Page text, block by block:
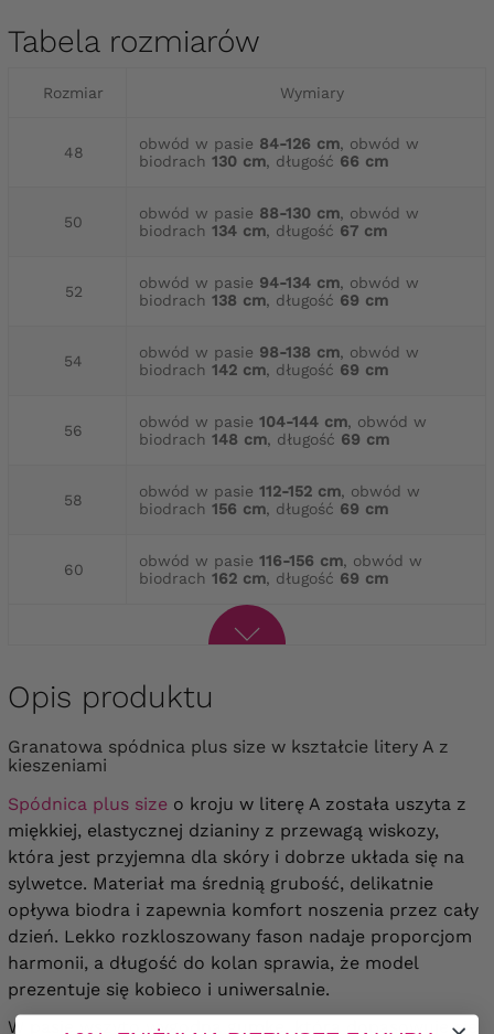
Tabela rozmiarów
Rozmiar Wymiary
48 obwód w pasie 84-126 cm, obwód w
biodrach 130 cm, długość 66 cm
50 obwód w pasie 88-130 cm, obwód w
biodrach 134 cm, długość 67 cm
52 obwód w pasie 94-134 cm, obwód w
biodrach 138 cm, długość 69 cm
54 obwód w pasie 98-138 cm, obwód w
biodrach 142 cm, długość 69 cm
56 obwód w pasie 104-144 cm, obwód w
biodrach 148 cm, długość 69 cm
58 obwód w pasie 112-152 cm, obwód w
biodrach 156 cm, długość 69 cm
60 obwód w pasie 116-156 cm, obwód w
biodrach 162 cm, długość 69 cm
Opis produktu
Granatowa spódnica plus size w kształcie litery A z
kieszeniami
Spódnica plus size o kroju w literę A została uszyta z
miękkiej, elastycznej dzianiny z przewagą wiskozy,
która jest przyjemna dla skóry i dobrze układa się na
sylwetce. Materiał ma średnią grubość, delikatnie
opływa biodra i zapewnia komfort noszenia przez cały
dzień. Lekko rozkloszowany fason nadaje proporcjom
harmonii, a długość do kolan sprawia, że model
prezentuje się kobieco i uniwersalnie.
W pasie wszyto wygodną gumkę, która dopasowuje się